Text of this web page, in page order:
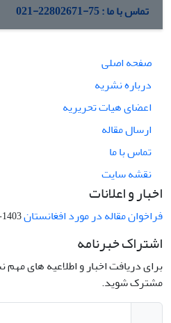
تماس با ما : 75-22802671-021
صفحه اصلی
درباره نشریه
اعضای هیات تحریریه
ارسال مقاله
تماس با ما
نقشه سایت
اخبار و اعلانات
فراخوان مقاله در مورد افغانستان1403-04-13
اشتراک خبرنامه
برای دریافت اخبار و اطلاعیه های
مشترک شوید.